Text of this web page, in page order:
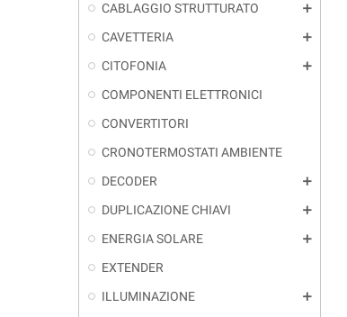
CABLAGGIO STRUTTURATO add
CAVETTERIA add
CITOFONIA add
COMPONENTI ELETTRONICI
CONVERTITORI
CRONOTERMOSTATI AMBIENTE
DECODER
add
DUPLICAZIONE CHIAVI add
ENERGIA SOLARE add
EXTENDER
ILLUMINAZIONE
add